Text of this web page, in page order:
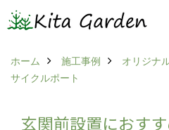
ホーム 施工事例
オリジナ
サイクルポート
玄関前設置におす